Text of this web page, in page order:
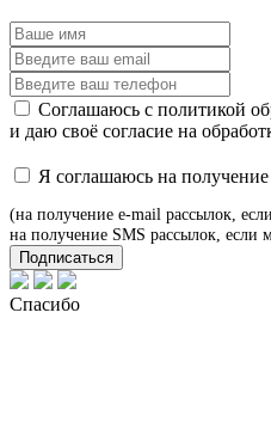
Соглашаюсь с политикой
и даю своё согласие на
Я соглашаюсь на
(на получение e-mail рассылок,
на получение SMS рассылок, если
Подписаться
Спасибо